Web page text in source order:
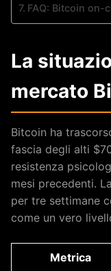
FAQ: Bitcoin on-
La
mercato
Bitcoin ha
fascia degli alti
resistenza
mesi precedenti.
per tre settimane
come un vero
Metrica